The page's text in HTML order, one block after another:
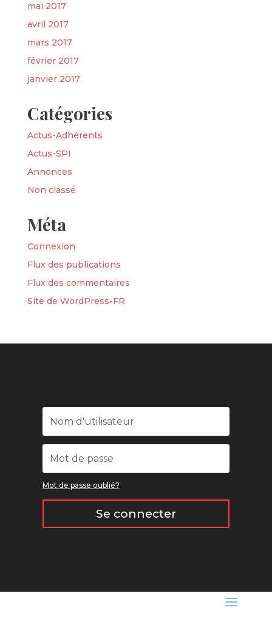
mai 2017
avril 2017
mars 2017
février 2017
janvier 2017
Catégories
Actus-Adhérents
Actus-SPI
Annonces
Non classé
Méta
Connexion
Flux des publications
Flux des commentaires
Site de WordPress-FR
Mot de passe oublié?
Se connecter